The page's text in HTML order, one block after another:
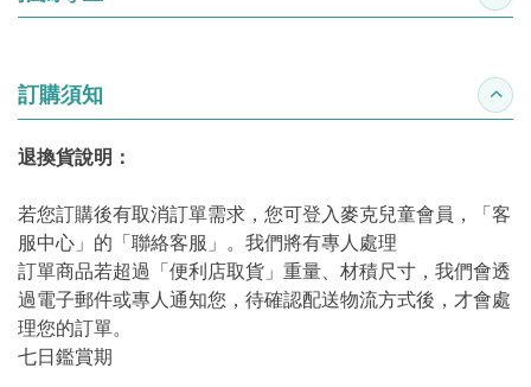
訂購須知 收合
退換貨說明：
若您訂購後有取消訂單需求，您可登入麥克兒童會員，「客
服中心」的「聯絡客服」。我們將有專人處理
訂單商品若超過「便利店取貨」重量、材積尺寸，我們會透
過電子郵件或專人通知您，待確認配送物流方式後，才會處
理您的訂單。
七日鑑賞期